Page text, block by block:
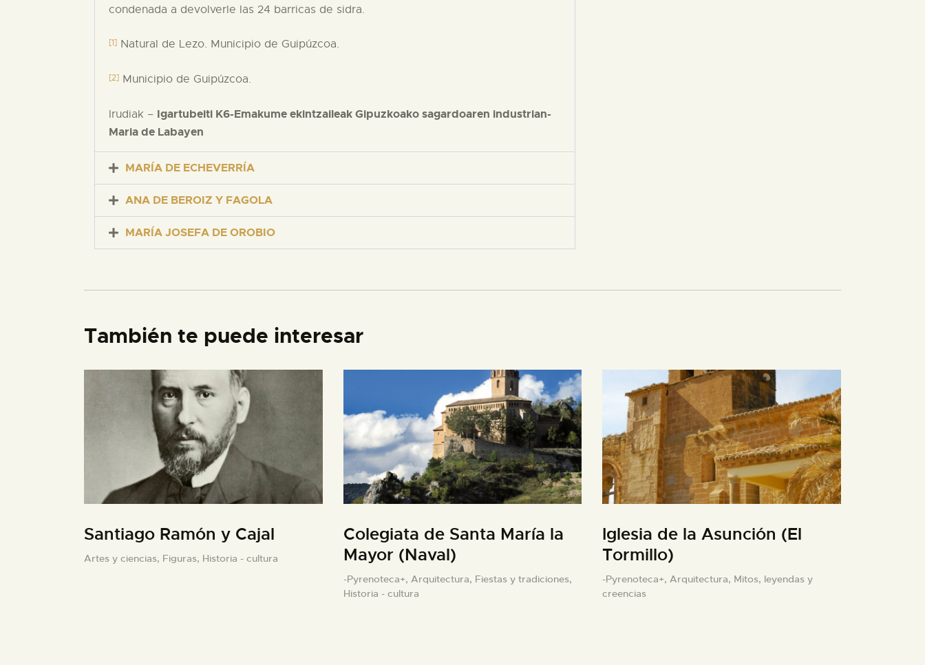
condenada a devolverle las 24 barricas de sidra.
[1] Natural de Lezo. Municipio de Guipúzcoa.
[2] Municipio de Guipúzcoa.
Irudiak – Igartubeiti K6-Emakume ekintzaileak Gipuzkoako sagardoaren industrian-
Maria de Labayen
MARÍA DE ECHEVERRÍA
ANA DE BEROIZ Y FAGOLA
MARÍA JOSEFA DE OROBIO
También te puede interesar
Santiago Ramón y Cajal
Artes y ciencias, Figuras, Historia - cultura
Colegiata de Santa María la
Mayor (Naval)
-Pyrenoteca+, Arquitectura, Fiestas y tradiciones,
Historia - cultura
Iglesia de la Asunción (El
Tormillo)
-Pyrenoteca+,Arquitectura, Mitos, leyendas y
creencias